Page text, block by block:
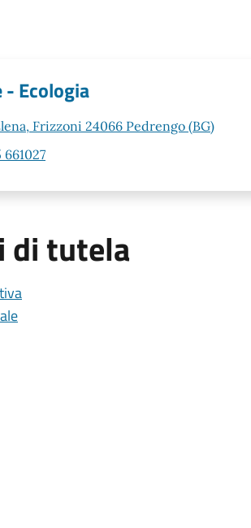
Ecologia
Frizzoni 24066 Pedrengo (BG)
661027
di tutela